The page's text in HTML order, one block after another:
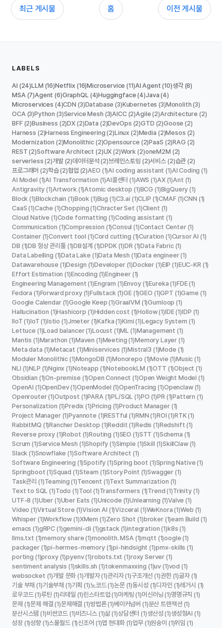
최근 게시물 이전 게시물
홈
LABELS
AI (24)LLM (16)Netflix (16)Microservice (11)AI Agent (10)생각 (8)
MSA (7)Agent (6)GraphQL (4)Huggingface (4)Java (4)
Microservices (4)CDN (3)Database (3)Kubernetes (3)Monolith (3)
OCA (3)Python (3)Service Mesh (3)AICC (2)Agile (2)Architecture (2)
BFF (2)Business (2)DX (2)Data (2)DevOps (2)GTD (2)Goose (2)
Harness (2)Harness Engineering (2)Linux (2)Media (2)Mesos (2)
Modernization (2)Monolithic (2)Opensource (2)PaaS (2)RAG (2)
REST (2)Software Architect (2)UX (2)Work (2)oneM2M (2)
serverless (2)개발 (2)데이터분석 (2)브레인스토밍 (2)서비스 (2)습관 (2)
프로그래머 (2)학습 (2)협업 (2)AEO (1)AI coding assistant (1)AI Coding (1)
AI Model (1)AI Transformation (1)AI콜센터 (1)AWS (1)AX (1)Ant (1)
Antigravity (1)Artwork (1)Atomic desktop (1)BCG (1)BigQuery (1)
Block (1)Blockchain (1)Book (1)Bug (1)C3.ai (1)CLIP (1)CMAF (1)CNN (1)
CaaS (1)Cache (1)Chopping (1)Chracter Set (1)Client (1)
Cloud Native (1)Code formatting (1)Coding assistant (1)
Communication (1)Compression (1)Consul (1)Contact Center (1)
Container (1)Convert tool (1)Cord cutting (1)Curation (1)Cursor AI (1)
DB (1)DB 형상 관리툴 (1)DB설계 (1)DPDK (1)DR (1)Data Fabric (1)
Data Labelling (1)Data Lake (1)Data Mesh (1)Data engineer (1)
Datawarehouse (1)Design (1)Developer (1)Docker (1)EIP (1)EUC-KR (1)
Effort Estimation (1)Encoding (1)Engineer (1)
Engineering Management (1)Engram (1)Envoy (1)Eureka (1)FDE (1)
Fedora (1)Forward proxy (1)Fullstack (1)GE (1)GEO (1)GPT (1)Game (1)
Google Calendar (1)Google Keep (1)GraalVM (1)Gumloop (1)
Hallucination (1)Hashicorp (1)Hidden cost (1)Hollow (1)IDE (1)IDP (1)
IIoT (1)IoT (1)Istio (1)Jmeter (1)Kafka (1)Kimi (1)Legacy System (1)
Lettuce (1)Load balancer (1)Locust (1)ML (1)Management (1)
Mantis (1)Marathon (1)Maven (1)Meeting (1)Memory Layer (1)
Meta data (1)Metacat (1)Miniservices (1)Mistral3 (1)Mode (1)
Moduler Monolithic (1)MongoDB (1)Monorepo (1)Movie (1)Music (1)
NLI (1)NLP (1)Nginx (1)Noteapp (1)NotebookLM (1)OTT (1)Object (1)
Obsidian (1)On-premise (1)Open Connect (1)Open Weight Model (1)
OpenAI (1)OpenDev (1)OpenModel (1)OpenTracing (1)Openclaw (1)
Openrouter (1)Outpost (1)PARA (1)PL/SQL (1)PO (1)PR (1)Pattern (1)
Personalization (1)Predix (1)Pricing (1)Product Manager (1)
Project Manager (1)Pyannote (1)RESTful (1)RMN (1)ROI (1)RTK (1)
RabbitMQ (1)Rancher Desktop (1)Reddit (1)Redis (1)Redshift (1)
Reverse proxy (1)Robot (1)Routing (1)SEO (1)STT (1)Schema (1)
Scrum (1)Service Mesh (1)Shopify (1)Simple (1)Skill (1)SkillClaw (1)
Slack (1)Snowflake (1)Software Architect (1)
Software Engineering (1)Spotify (1)Spring boot (1)Spring Native (1)
Springboot (1)Squad (1)Steam (1)Story Point (1)Swagger (1)
Task관리 (1)Teaming (1)Tencent (1)Text Summarization (1)
Text to SQL (1)Todo (1)Tool (1)Transformers (1)Trend (1)Trinity (1)
UTF-8 (1)Uber (1)Uber Eats (1)Unicode (1)Unlearning (1)Valve (1)
Video (1)Virtual Store (1)Vision AI (1)Vizceral (1)WeKnora (1)Web (1)
Whisper (1)Workflow (1)XMem (1)Zero Shot (1)broker (1)eam Build (1)
emacs (1)gRPC (1)gemini-cli (1)gstack (1)integration (1)k8s (1)
llms.txt (1)memory share (1)monolith. MSA (1)mqtt (1)oogle (1)
packager (1)pi-hermes-memory (1)pi-hindsight (1)pmx-skills (1)
porting (1)proxy (1)pyenv (1)robots.txt (1)roxy Server (1)
sentiment analysis (1)skills.sh (1)tokenmaxxing (1)uv (1)vod (1)
websocket (1)개발 문화 (1)개발자 (1)관리자 (1)구조개선 (1)권한 (1)글자 (1)
기술 부채 (1)기술부채 (1)기획 (1)노코드 (1)논문 (1)동시성 (1)디자인 (1)레거시 (1)
로우코드 (1)루틴 (1)리테일 (1)린스타트업 (1)마케팅 (1)머신러닝 (1)명명규칙 (1)
문제 (1)문제 해결 (1)문제해결 (1)방법론 (1)베이커넘버 (1)분산 트랜잭션 (1)
분산시스템 (1)비싼코드 (1)비즈니스 (1)삶 (1)상담센터 (1)생산성 (1)생성형AI (1)
성장 (1)성향 (1)스몰월드 (1)신조어 (1)앱 현대화 (1)업무 (1)원숭이 (1)위임 (1)